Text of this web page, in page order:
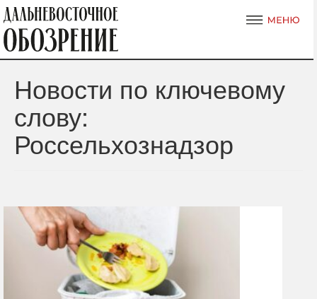
Новости по ключевому
слову:
Россельхознадзор